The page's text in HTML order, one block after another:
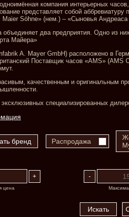
компания интерьерных
представляет собой аббревиатуру
Maier Söhne» (нем.) – «Сыновья
два предприятия. Одно из
Майера»
A. Mayer GmbH) расположено в
Поставщик часов «AMS» (AMS
качественным и оригинальным
специализированных
Распродажа
цена